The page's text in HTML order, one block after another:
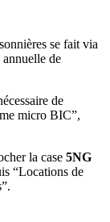
se fait via
de
de
micro BIC”,
la case 5NG
“Locations de